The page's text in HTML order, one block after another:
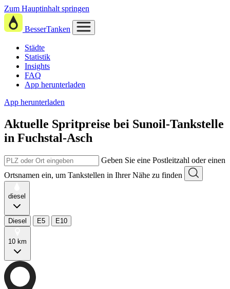
Zum Hauptinhalt springen
BesserTanken
Städte
Statistik
Insights
FAQ
App herunterladen
App herunterladen
Aktuelle Spritpreise bei Sunoil-Tankstelle
in Fuchstal-Asch
Geben Sie eine Postleitzahl oder einen
Ortsnamen ein, um Tankstellen in Ihrer Nähe zu finden
diesel
Diesel E5 E10
10 km